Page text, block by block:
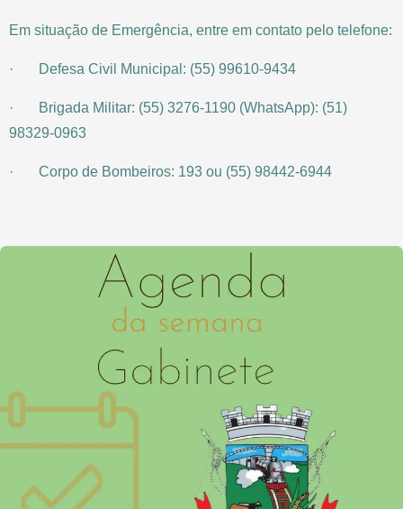
Em situação de Emergência, entre em contato pelo telefone:
· Defesa Civil Municipal: (55) 99610-9434
· Brigada Militar: (55) 3276-1190 (WhatsApp): (51)
98329-0963
· Corpo de Bombeiros: 193 ou (55) 98442-6944